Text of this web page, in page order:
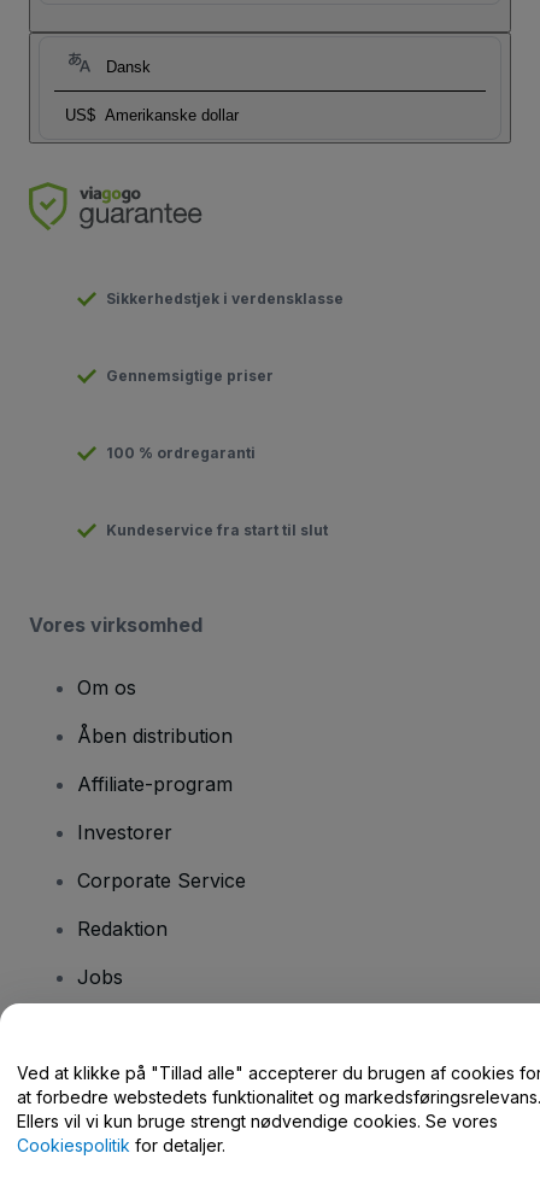
Dansk
US$ Amerikanske dollar
Sikkerhedstjek i verdensklasse
Gennemsigtige priser
100 % ordregaranti
Kundeservice fra start til slut
Vores virksomhed
Om os
Åben distribution
Affiliate-program
Investorer
Corporate Service
Redaktion
Jobs
Har du spørgsmål?
Hjælpecenter / Kontakt os
Ved at klikke på "Tillad alle" accepterer du brugen af cookies
at forbedre webstedets funktionalitet og markedsføringsrelevans.
Ellers vil vi kun bruge strengt nødvendige cookies. Se vores
Cookiespolitik for detaljer.